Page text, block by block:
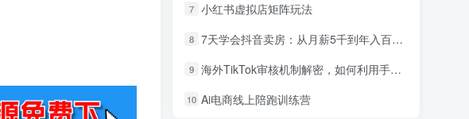
7 小红书虚拟店矩阵玩法
8 7天学会抖音卖房：从月薪5千到年入百万，新时代房产经纪人必备技能
9 海外TikTok审核机制解密，如何利用手法轻松搬运过审
10 Ai电商线上陪跑训练营